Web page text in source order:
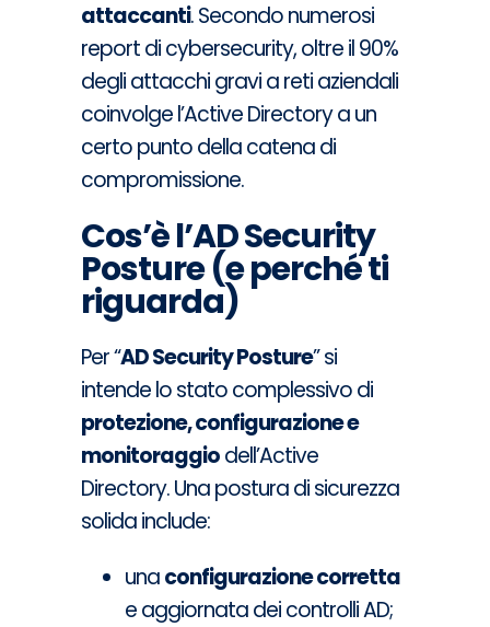
attaccanti. Secondo numerosi
report di cybersecurity, oltre il 90%
degli attacchi gravi a reti aziendali
coinvolge l’Active Directory a un
certo punto della catena di
compromissione.
Cos’è l’AD Security
Posture (e perché ti
riguarda)
Per “AD Security Posture” si
intende lo stato complessivo di
protezione, configurazione e
monitoraggiodell’Active
Directory. Una postura di sicurezza
solida include:
unaconfigurazione corretta
e aggiornata dei controlli AD;